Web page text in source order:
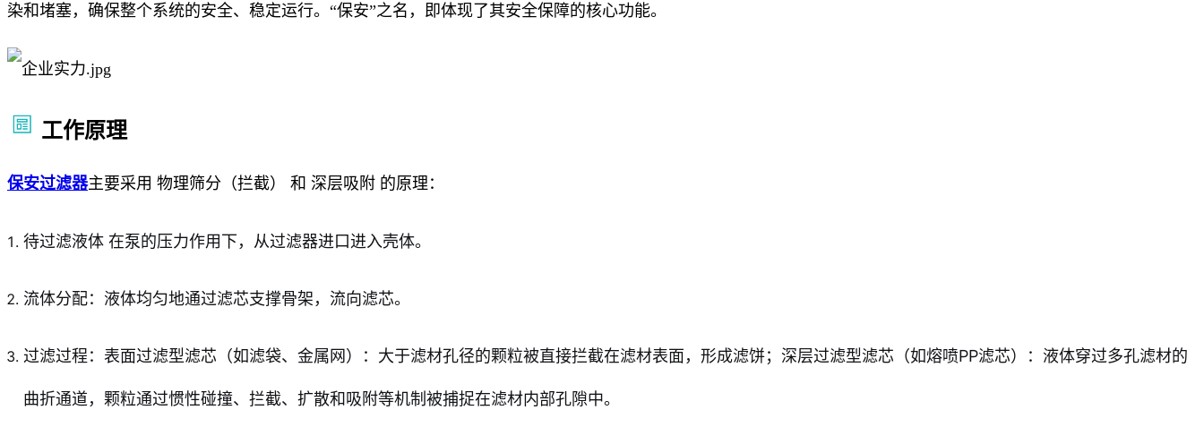
染和堵塞，确保整个系统的安全、稳定运行。“保安”之名，即体现了其安全保障的核心功能。
工作原理
保安过滤器主要采用 物理筛分（拦截） 和 深层吸附 的原理：
待过滤液体 在泵的压力作用下，从过滤器进口进入壳体。
流体分配：液体均匀地通过滤芯支撑骨架，流向滤芯。
过滤过程：表面过滤型滤芯（如滤袋、金属网）：大于滤材孔径的颗粒被直接拦截在滤材表面，形成滤饼；深层过滤型滤芯（如熔喷PP滤芯）：液体穿过多孔滤材的
曲折通道，颗粒通过惯性碰撞、拦截、扩散和吸附等机制被捕捉在滤材内部孔隙中。